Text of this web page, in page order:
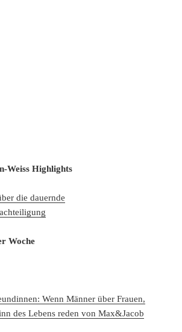
Weiss Highlights
die dauernde
Woche
Wenn Männer über Frauen,
des Lebens reden von Max&Jacob